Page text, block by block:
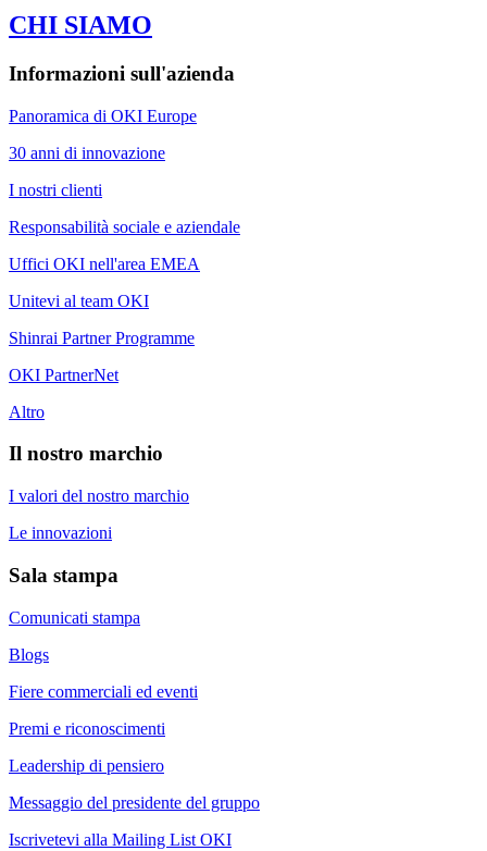
CHI SIAMO
Informazioni sull'azienda
Panoramica di OKI Europe
30 anni di innovazione
I nostri clienti
Responsabilità sociale e aziendale
Uffici OKI nell'area EMEA
Unitevi al team OKI
Shinrai Partner Programme
OKI PartnerNet
Altro
Il nostro marchio
I valori del nostro marchio
Le innovazioni
Sala stampa
Comunicati stampa
Blogs
Fiere commerciali ed eventi
Premi e riconoscimenti
Leadership di pensiero
Messaggio del presidente del gruppo
Iscrivetevi alla Mailing List OKI